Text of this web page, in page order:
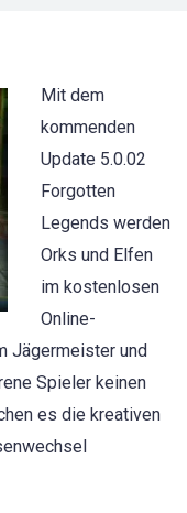
Mit dem
kommenden
Update 5.0.02
Forgotten
Legends werden
Orks und Elfen
im kostenlosen
Online-
Jägermeister und
Spieler keinen
es die kreativen